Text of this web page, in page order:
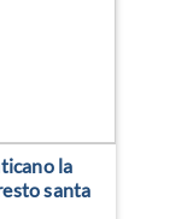
la
santa